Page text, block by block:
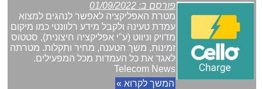
פורסם ב: 01/09/2022
מטרת האפליקציה לאפשר לנהגים למצוא
עמדת טעינה ולקבל מידע רלוונטי כמו מיקום
מדויק וניווט (ע"י אפליקציה חיצונית), סטטוס
זמינות, משך הטענה, מחיר ותקלות. מטרתה
לאגד את כל העמדות מכל המפעילים.
Telecom News
המשך לקרוא »